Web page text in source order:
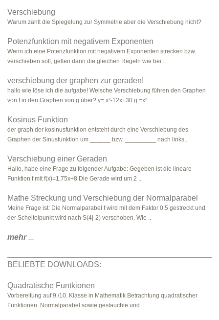
Verschiebung
Warum zählt die Spiegelung zur Symmetrie aber die Verschiebung nicht?
Potenzfunktion mit negativem Exponenten
Wenn ich eine Potenzfunktion mit negativem Exponenten strecken bzw.
verschieben soll, gelten dann die gleichen Regeln wie bei ..
verschiebung der graphen zur geraden!
hallo wie löse ich die aufgabe! Welsche Verschiebung führen den Graphen
von f in den Graphen von g über? y= x²-12x+30 g =x²..
Kosinus Funktion
der graph der kosinusfunktion entsteht durch eine Verschiebung des
Graphen der Sinusfunktion um ______ bzw. _________ nach links..
Verschiebung einer Geraden
Hallo, habe eine Frage zu folgender Aufgabe: Gegeben ist die lineare
Funktion f mit f(x)=1,75x+8 Die Gerade wird um 2 ..
Mathe Streckung und Verschiebung der Normalparabel
Meine Frage ist: Die Normalparabel f wird mit dem Faktor 0,5 gestreckt und
der Scheitelpunkt wird nach S(4|-2) verschoben. Wie ..
mehr...
BELIEBTE DOWNLOADS:
Quadratische Funtkionen
Vorbereitung auf 9./10. Klasse in Mathematik Betrachtung quadratischer
Funktionen: Normalparabel sowie gestauchte und ..